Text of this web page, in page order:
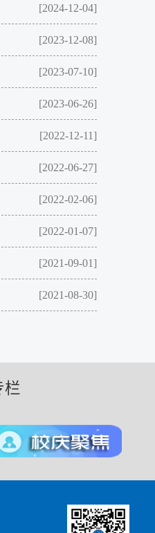
[2024-12-04]
[2023-12-08]
[2023-07-10]
[2023-06-26]
[2022-12-11]
[2022-06-27]
[2022-02-06]
[2022-01-07]
[2021-09-01]
[2021-08-30]
栏